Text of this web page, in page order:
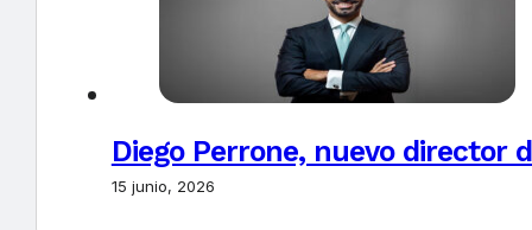
Diego Perrone, nuevo director
15 junio, 2026